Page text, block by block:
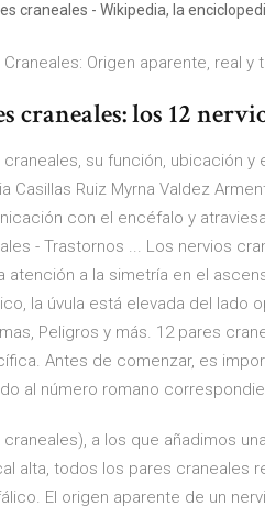
craneales - Wikipedia, la
Craneales: Origen aparente, real y
craneales: los 12
craneales, su función, ubicación y
Casillas Ruiz Myrna Valdez
con el encéfalo y
- Trastornos ... Los nervios
atención a la simetría en el
la úvula está elevada del lado
Peligros y más. 12 pares
Antes de comenzar, es
al número romano
craneales), a los que añadimos
alta, todos los pares craneales
El origen aparente de un